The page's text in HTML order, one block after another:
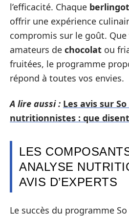
l’efficacité. Chaque berlingot
offrir une expérience
compromis sur le goût. Que
amateurs de chocolat ou
fruitées, le programme
répond à toutes vos envies.
A lire aussi : Les avis sur
nutritionnistes : que
LES
ANALYSE
AVIS D’EXPERTS
Le succès du programme